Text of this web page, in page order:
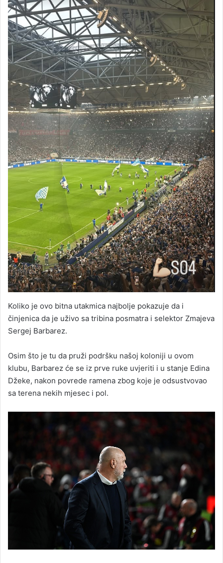
Koliko je ovo bitna utakmica najbolje pokazuje da i
činjenica da je uživo sa tribina posmatra i selektor Zmajeva
Sergej Barbarez.
Osim što je tu da pruži podršku našoj koloniji u ovom
klubu, Barbarez će se iz prve ruke uvjeriti i u stanje Edina
Džeke, nakon povrede ramena zbog koje je odsustvovao
sa terena nekih mjesec i pol.